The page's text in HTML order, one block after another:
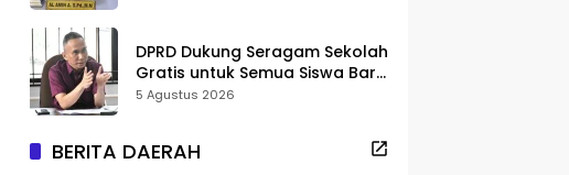
DPRD Dukung Seragam Sekolah
Gratis untuk Semua Siswa Baru,
Minta Rehab Sekolah Jangan
5 Agustus 2026
BERITA DAERAH